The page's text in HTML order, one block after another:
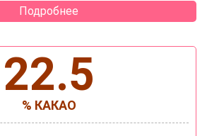
Подробнее
22.5
% КАКАО